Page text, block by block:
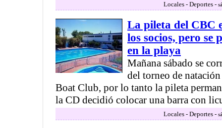
Locales - Deportes -
La pileta del CBC
los socios, pero
en la playa
Mañana sábado se
del torneo de
Boat Club, por lo tanto la pileta
la CD decidió colocar una barra con
Locales - Deportes -